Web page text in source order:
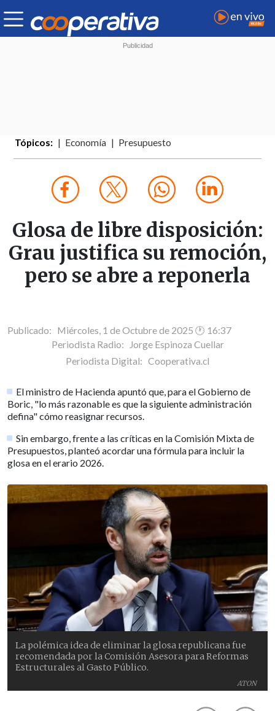
Tópicos: Economía Presupuesto
Glosa de libre disposición:
Grau justifica su remoción,
pero se abre a reponerla
Publicado: Miércoles, 1 de Octubre de 2025 🕐 16:37
Periodista Radio:
Jorge Espinoza Cuellar
Periodista Digital: Cooperativa.cl
El ministro de Hacienda apuntó que, para el Gobierno de
Boric, "lo más razonable es que la siguiente administración
defina" cómo reasignar recursos.
Sin embargo, frente a las críticas en la Comisión Mixta de
Presupuestos, planteó acordar una fórmula para incluir la
glosa en el erario 2026.
ATON
La polémica idea de eliminar la glosa republicana fue
recomendada por la Comisión Asesora para Reformas
Estructurales al Gasto Público.